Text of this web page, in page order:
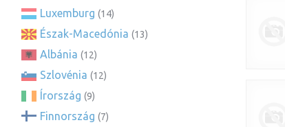
Luxemburg (14)
Észak-Macedónia (13)
Albánia (12)
Szlovénia (12)
Írország (9)
Finnország (7)